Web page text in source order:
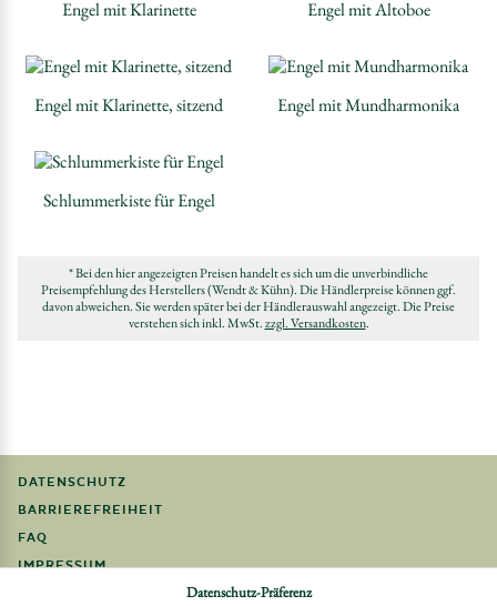
Engel mit Klarinette Engel mit Altoboe
Engel mit Klarinette, sitzend Engel mit Mundharmonika
Schlummerkiste für Engel
* Bei den hier angezeigten Preisen handelt es sich um die unverbindliche
Preisempfehlung des Herstellers (Wendt & Kühn). Die Händlerpreise können ggf.
davon abweichen. Sie werden später bei der Händlerauswahl angezeigt. Die Preise
verstehen sich inkl. MwSt.zzgl. Versandkosten.
DATENSCHUTZ
BARRIEREFREIHEIT
FAQ
IMPRESSUM
Datenschutz-Präferenz